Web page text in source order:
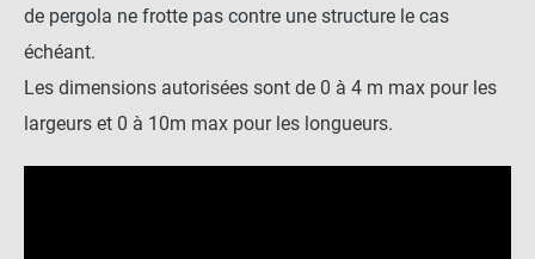
de pergola ne frotte pas contre une structure le cas
échéant.
Les dimensions autorisées sont de 0 à 4 m max pour les
largeurs et 0 à 10m max pour les longueurs.